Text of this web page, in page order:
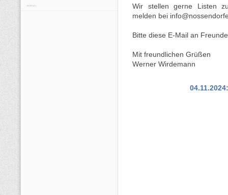
......
Wir stellen gerne Listen
melden bei
Bitte diese E-Mail an
Mit freundlichen Grüßen
Werner Wirdemann